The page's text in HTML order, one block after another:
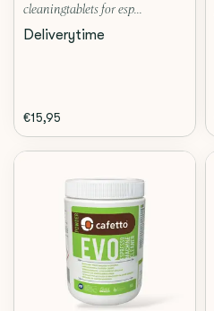
cleaningtablets for esp...
Deliverytime
€15,95